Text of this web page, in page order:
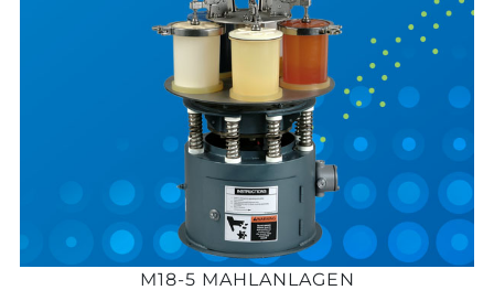
M18-5 MAHLANLAGEN